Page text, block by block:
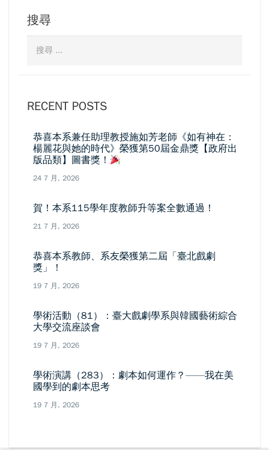
搜尋
RECENT POSTS
恭喜本系兼任助理教授施如芳老師《如有神在：
楊麗花與她的時代》榮獲第50屆金鼎獎【政府出
版品類】圖書獎！
24 7 月, 2026
賀！本系115學年度教師升等案全數通過！
21 7 月, 2026
恭喜本系教師、系友榮獲第二屆「臺北戲劇
獎」！
19 7 月, 2026
學術活動（81）：臺大戲劇學系與韓國藝術綜合
大學交流座談會
19 7 月, 2026
學術演講（283）：劇本如何運作？——我在美
國學到的劇本思考
19 7 月, 2026